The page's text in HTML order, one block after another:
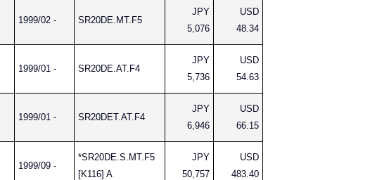
1999/02 - SR20DE.MT.F5
JPY
5,076
USD
48.34
1999/01 - SR20DE.AT.F4
JPY
5,736
USD
54.63
1999/01 - SR20DET.AT.F4
JPY
6,946
USD
66.15
1999/09 -
*SR20DE.S.MT.F5
[K116] A
JPY
50,757
USD
483.40